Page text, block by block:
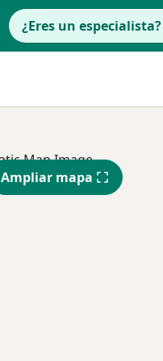
¿Eres un especialista?
Ampliar mapa